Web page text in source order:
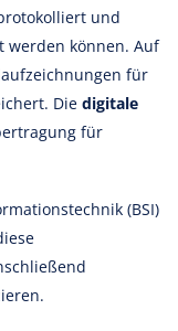
und
können. Auf
für
Diedigitale
für
(BSI)